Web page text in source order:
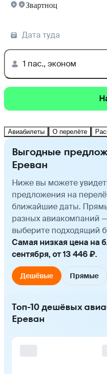
Звартноц
Дата туда
1 пас., эконом
Авиабилеты О перелёте
Выгодные
Ереван
Ниже вы можете
предложения на
ближайшие даты.
разных авиакомпаний
выберите подходящий
Самая низкая цена на
сентября, от 13 446 ₽.
Дешёвые Прямые
Топ-10 дешёвых
Ереван